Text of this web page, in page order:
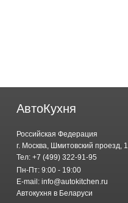
АвтоКухня
Российская Федерация
г. Москва, Шмитовский проезд, 1
Тел: +7 (499) 322-91-95
Пн-Пт: 9:00 - 19:00
E-mail: info@autokitchen.ru
Автокухня в Беларуси